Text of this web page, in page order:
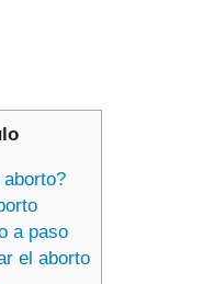
a paso
el aborto